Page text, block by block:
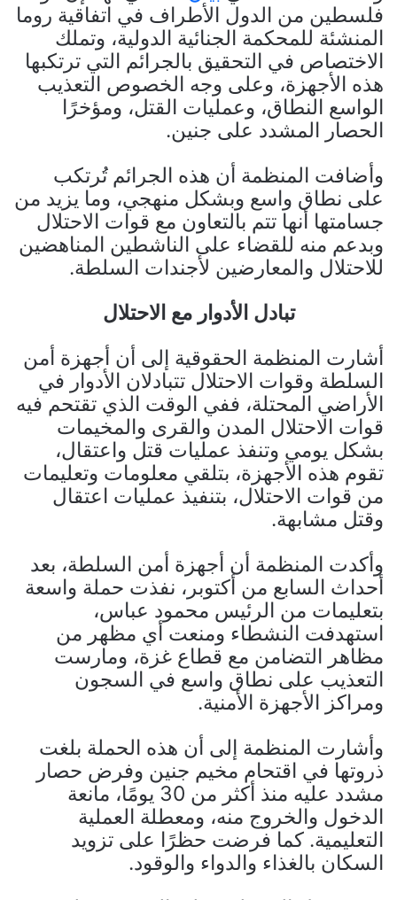
فلسطين من الدول الأطراف في اتفاقية روما
المنشئة للمحكمة الجنائية الدولية، وتملك
الاختصاص في التحقيق بالجرائم التي ترتكبها
هذه الأجهزة، وعلى وجه الخصوص التعذيب
الواسع النطاق، وعمليات القتل، ومؤخرًا
الحصار المشدد على جنين.
وأضافت المنظمة أن هذه الجرائم تُرتكب
على نطاق واسع وبشكل منهجي، وما يزيد من
جسامتها أنها تتم بالتعاون مع قوات الاحتلال
وبدعم منه للقضاء على الناشطين المناهضين
للاحتلال والمعارضين لأجندات السلطة.
تبادل الأدوار مع الاحتلال
أشارت المنظمة الحقوقية إلى أن أجهزة أمن
السلطة وقوات الاحتلال تتبادلان الأدوار في
الأراضي المحتلة، ففي الوقت الذي تقتحم فيه
قوات الاحتلال المدن والقرى والمخيمات
بشكل يومي وتنفذ عمليات قتل واعتقال،
تقوم هذه الأجهزة، بتلقي معلومات وتعليمات
من قوات الاحتلال، بتنفيذ عمليات اعتقال
وقتل مشابهة.
وأكدت المنظمة أن أجهزة أمن السلطة، بعد
أحداث السابع من أكتوبر، نفذت حملة واسعة
بتعليمات من الرئيس محمود عباس،
استهدفت النشطاء ومنعت أي مظهر من
مظاهر التضامن مع قطاع غزة، ومارست
التعذيب على نطاق واسع في السجون
ومراكز الأجهزة الأمنية.
وأشارت المنظمة إلى أن هذه الحملة بلغت
ذروتها في اقتحام مخيم جنين وفرض حصار
مشدد عليه منذ أكثر من 30 يومًا، مانعة
الدخول والخروج منه، ومعطلة العملية
التعليمية. كما فرضت حظرًا على تزويد
السكان بالغذاء والدواء والوقود.